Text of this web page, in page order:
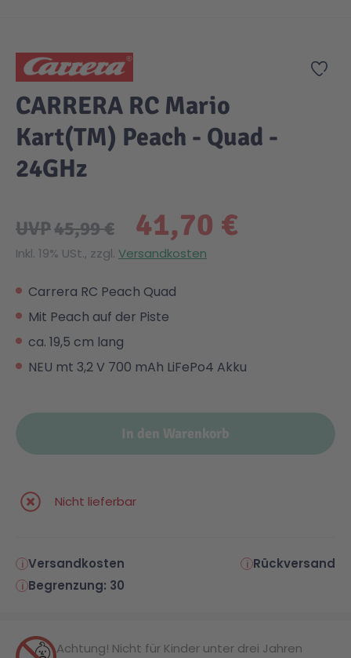
Sicherheit
Krimi / Thriller
Liebesromane
Zeit & Reise
Kuscheltiere
Puppen & Puppenzubehör
Holzspielwaren
Elektronische Spielwaren
Kreativ
DC Comics™ Super Heroes
Disney
Friends
Jurassic World™
Harry Potter™
Minecraft™
Minifiguren
Speed Champions
Star Wars™
Country
Fairies
Figures
Fun Stars
Heroes
NOVELMORE
Sports Action
Wiltopia
Aktion
Zur
CARRERA RC Mario
Kart(TM) Peach - Quad -
24GHz
41,70 €
UVP45,99 €
Inkl. 19% USt., zzgl. Versandkosten
Carrera RC Peach Quad
Mit Peach auf der Piste
ca. 19,5 cm lang
NEU mt 3,2 V 700 mAh LiFePo4 Akku
In den Warenkorb
Nicht lieferbar
Versandkosten
Rückversand
Begrenzung: 30
Achtung! Nicht für Kinder unter drei Jahren